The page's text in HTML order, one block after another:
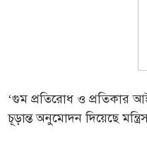
‘গুম প্রতিরোধ ও প্রতিকার
চূড়ান্ত অনুমোদন দিয়েছে